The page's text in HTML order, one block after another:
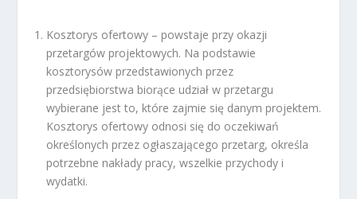
Kosztorys ofertowy – powstaje przy okazji
przetargów projektowych. Na podstawie
kosztorysów przedstawionych przez
przedsiębiorstwa biorące udział w przetargu
wybierane jest to, które zajmie się danym projektem.
Kosztorys ofertowy odnosi się do oczekiwań
określonych przez ogłaszającego przetarg, określa
potrzebne nakłady pracy, wszelkie przychody i
wydatki.